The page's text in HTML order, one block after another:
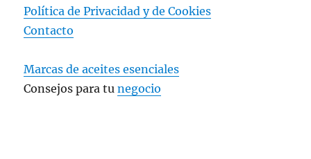
Política de Privacidad yde Cookies
Contacto
Marcas de aceites esenciales
Consejos para tunegocio